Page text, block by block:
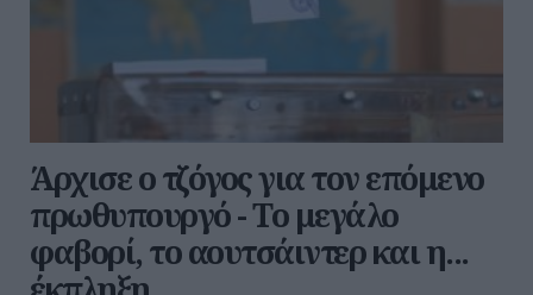
Άρχισε ο τζόγος για τον επόμενο
πρωθυπουργό - Το μεγάλο
φαβορί, το αουτσάιντερ και η...